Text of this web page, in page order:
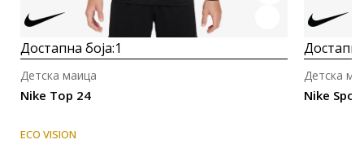
Достапна боја:1
Nike Top 24
Детска маица
ECO VISION
Nike
Детска